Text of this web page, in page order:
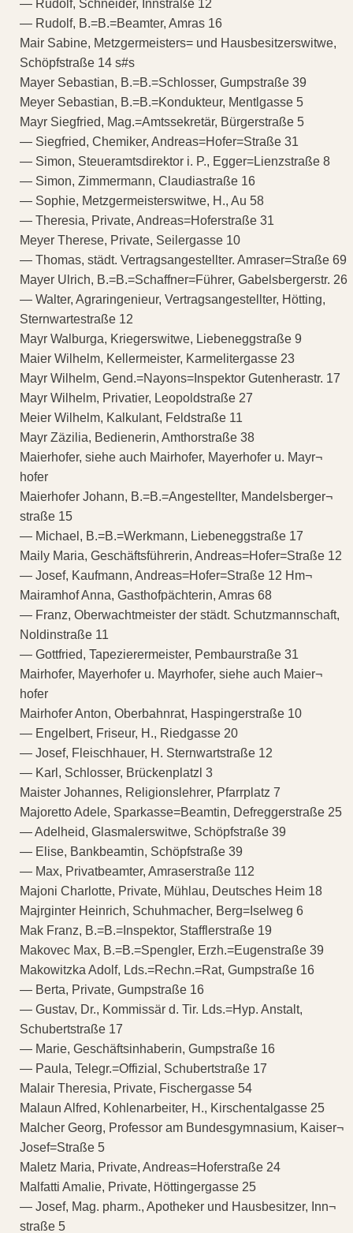
— Rudolf, Schneider, Innstraße 12
— Rudolf, B.=B.=Beamter, Amras 16
Mair Sabine, Metzgermeisters= und Hausbesitzerswitwe,
Schöpfstraße 14 s#s
Mayer Sebastian, B.=B.=Schlosser, Gumpstraße 39
Meyer Sebastian, B.=B.=Kondukteur, Mentlgasse 5
Mayr Siegfried, Mag.=Amtssekretär, Bürgerstraße 5
— Siegfried, Chemiker, Andreas=Hofer=Straße 31
— Simon, Steueramtsdirektor i. P., Egger=Lienzstraße 8
— Simon, Zimmermann, Claudiastraße 16
— Sophie, Metzgermeisterswitwe, H., Au 58
— Theresia, Private, Andreas=Hoferstraße 31
Meyer Therese, Private, Seilergasse 10
— Thomas, städt. Vertragsangestellter. Amraser=Straße 69
Mayer Ulrich, B.=B.=Schaffner=Führer, Gabelsbergerstr. 26
— Walter, Agraringenieur, Vertragsangestellter, Hötting,
Sternwartestraße 12
Mayr Walburga, Kriegerswitwe, Liebeneggstraße 9
Maier Wilhelm, Kellermeister, Karmelitergasse 23
Mayr Wilhelm, Gend.=Nayons=Inspektor Gutenherastr. 17
Mayr Wilhelm, Privatier, Leopoldstraße 27
Meier Wilhelm, Kalkulant, Feldstraße 11
Mayr Zäzilia, Bedienerin, Amthorstraße 38
Maierhofer, siehe auch Mairhofer, Mayerhofer u. Mayr¬
hofer
Maierhofer Johann, B.=B.=Angestellter, Mandelsberger¬
straße 15
— Michael, B.=B.=Werkmann, Liebeneggstraße 17
Maily Maria, Geschäftsführerin, Andreas=Hofer=Straße 12
— Josef, Kaufmann, Andreas=Hofer=Straße 12 Hm¬
Mairamhof Anna, Gasthofpächterin, Amras 68
— Franz, Oberwachtmeister der städt. Schutzmannschaft,
Noldinstraße 11
— Gottfried, Tapezierermeister, Pembaurstraße 31
Mairhofer, Mayerhofer u. Mayrhofer, siehe auch Maier¬
hofer
Mairhofer Anton, Oberbahnrat, Haspingerstraße 10
— Engelbert, Friseur, H., Riedgasse 20
— Josef, Fleischhauer, H. Sternwartstraße 12
— Karl, Schlosser, Brückenplatzl 3
Maister Johannes, Religionslehrer, Pfarrplatz 7
Majoretto Adele, Sparkasse=Beamtin, Defreggerstraße 25
— Adelheid, Glasmalerswitwe, Schöpfstraße 39
— Elise, Bankbeamtin, Schöpfstraße 39
— Max, Privatbeamter, Amraserstraße 112
Majoni Charlotte, Private, Mühlau, Deutsches Heim 18
Majrginter Heinrich, Schuhmacher, Berg=Iselweg 6
Mak Franz, B.=B.=Inspektor, Stafflerstraße 19
Makovec Max, B.=B.=Spengler, Erzh.=Eugenstraße 39
Makowitzka Adolf, Lds.=Rechn.=Rat, Gumpstraße 16
— Berta, Private, Gumpstraße 16
— Gustav, Dr., Kommissär d. Tir. Lds.=Hyp. Anstalt,
Schubertstraße 17
— Marie, Geschäftsinhaberin, Gumpstraße 16
— Paula, Telegr.=Offizial, Schubertstraße 17
Malair Theresia, Private, Fischergasse 54
Malaun Alfred, Kohlenarbeiter, H., Kirschentalgasse 25
Malcher Georg, Professor am Bundesgymnasium, Kaiser¬
Josef=Straße 5
Maletz Maria, Private, Andreas=Hoferstraße 24
Malfatti Amalie, Private, Höttingergasse 25
— Josef, Mag. pharm., Apotheker und Hausbesitzer, Inn¬
straße 5